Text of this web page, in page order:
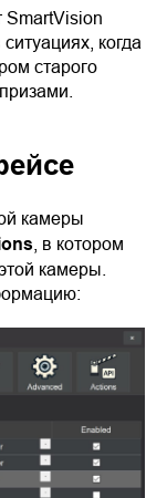
SmartVision
когда
старого
камеры
, в котором
камеры.